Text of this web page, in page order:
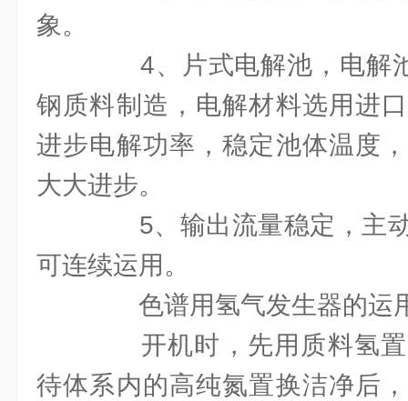
象。
4、片式电解池，电解
钢质料制造，电解材料选用进
进步电解功率，稳定池体温度
大大进步。
5、输出流量稳定，主动
可连续运用。
色谱用氢气发生器的运
开机时，先用质料氢置
待体系内的高纯氮置换洁净后